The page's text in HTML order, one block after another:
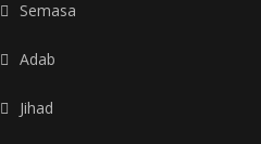
Semasa
Adab
Jihad